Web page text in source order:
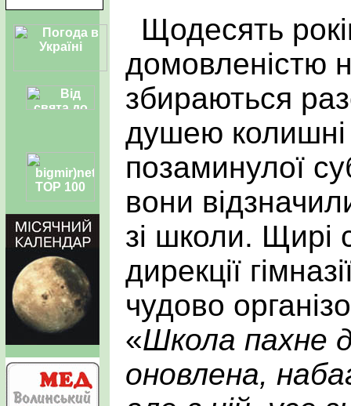
Щодесять
домовленістю
збираються
душею колишні
позаминулої
вони
зі школи. Щирі
дирекції
чудово
«Школа пахне
оновлена,